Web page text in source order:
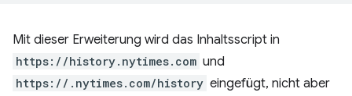
Mit dieser Erweiterung wird das Inhaltsscript in
https://history.nytimes.com und
https://.nytimes.com/history eingefügt, nicht aber